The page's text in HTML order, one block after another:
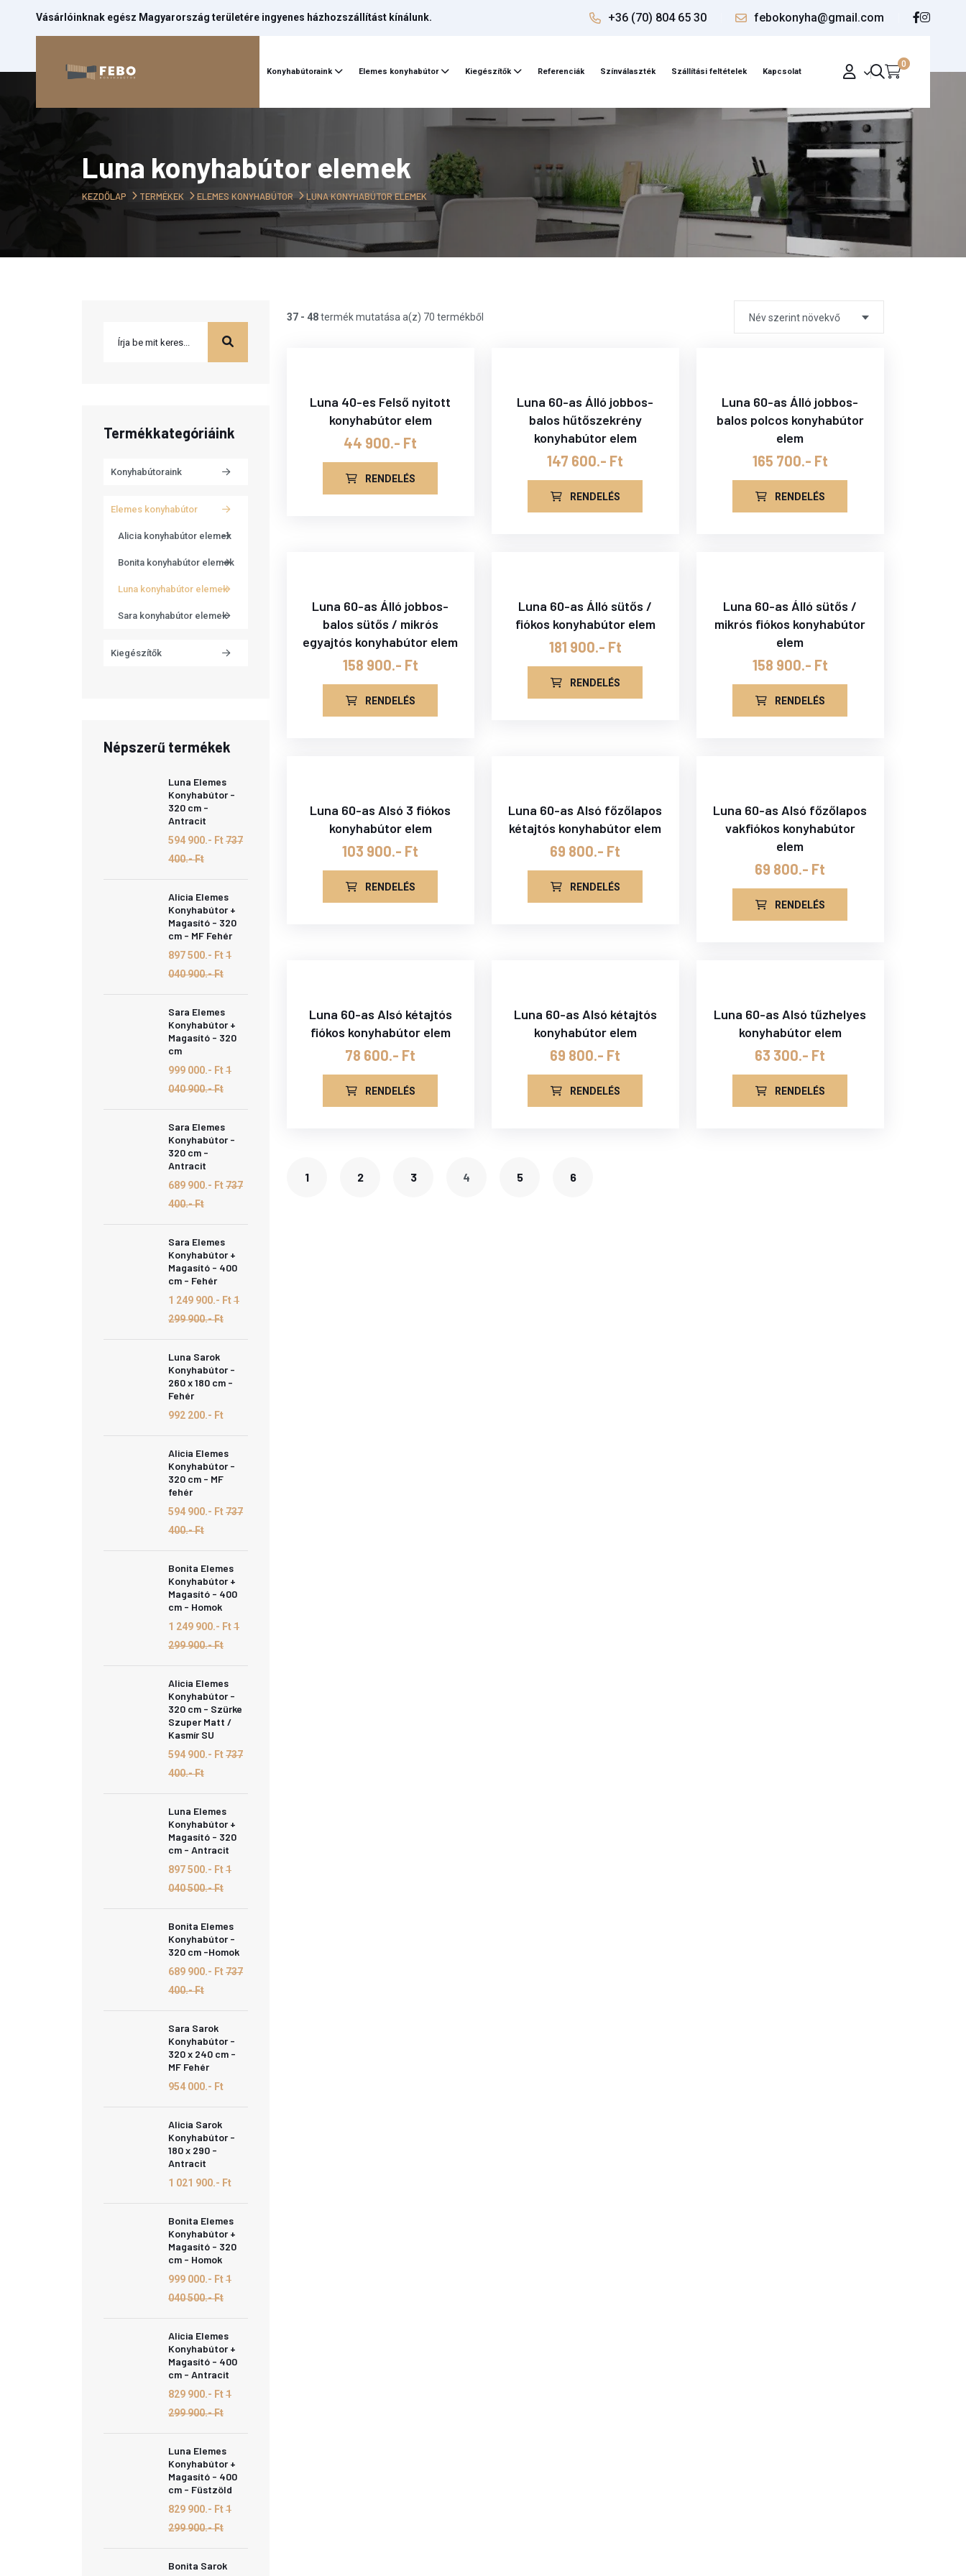
Vásárlóinknak egész Magyarország területére ingyenes házhozszállítást kínálunk. +36 (70) 804 65 30 febokonyha@gmail.com
Konyhabútoraink Elemes konyhabútor Kiegészítők Referenciák Színválaszték Szállítási feltételek Kapcsolat
0
Luna konyhabútor elemek
KEZDŐLAP TERMÉKEK ELEMES KONYHABÚTOR LUNA KONYHABÚTOR ELEMEK
37 - 48termék mutatása a(z) 70 termékből Név szerint növekvő
Luna 40-es Felső nyitott
konyhabútor elem
44 900.- Ft
RENDELÉS
Luna 60-as Álló jobbos-
balos hűtőszekrény
konyhabútor elem
147 600.- Ft
RENDELÉS
Luna 60-as Álló jobbos-
balos polcos konyhabútor
elem
165 700.- Ft
RENDELÉS
Luna 60-as Álló jobbos-
balos sütős / mikrós
egyajtós konyhabútor elem
158 900.- Ft
RENDELÉS
Luna 60-as Álló sütős /
fiókos konyhabútor elem
181 900.- Ft
RENDELÉS
Luna 60-as Álló sütős /
mikrós fiókos konyhabútor
elem
158 900.- Ft
RENDELÉS
Luna 60-as Alsó 3 fiókos
konyhabútor elem
103 900.- Ft
RENDELÉS
Luna 60-as Alsó főzőlapos
kétajtós konyhabútor elem
69 800.- Ft
RENDELÉS
Luna 60-as Alsó főzőlapos
vakfiókos konyhabútor
elem
69 800.- Ft
RENDELÉS
Luna 60-as Alsó kétajtós
fiókos konyhabútor elem
78 600.- Ft
RENDELÉS
Luna 60-as Alsó kétajtós
konyhabútor elem
69 800.- Ft
RENDELÉS
Luna 60-as Alsó tűzhelyes
konyhabútor elem
63 300.- Ft
RENDELÉS
1 2 3 4 5 6
Termékkategóriáink
Konyhabútoraink
Elemes konyhabútor
Alicia konyhabútor elemek
Bonita konyhabútor elemek
Luna konyhabútor elemek
Sara konyhabútor elemek
Kiegészítők
Népszerű termékek
Luna Elemes
Konyhabútor -
320 cm -
Antracit
594 900.- Ft737
400.- Ft
Alicia Elemes
Konyhabútor +
Magasító - 320
cm - MF Fehér
897 500.- Ft1
040 900.- Ft
Sara Elemes
Konyhabútor +
Magasító - 320
cm
999 000.- Ft1
040 900.- Ft
Sara Elemes
Konyhabútor -
320 cm -
Antracit
689 900.- Ft737
400.- Ft
Sara Elemes
Konyhabútor +
Magasító - 400
cm - Fehér
1 249 900.- Ft1
299 900.- Ft
Luna Sarok
Konyhabútor -
260 x 180 cm -
Fehér
992 200.- Ft
Alicia Elemes
Konyhabútor -
320 cm - MF
fehér
594 900.- Ft737
400.- Ft
Bonita Elemes
Konyhabútor +
Magasító - 400
cm - Homok
1 249 900.- Ft1
299 900.- Ft
Alicia Elemes
Konyhabútor -
320 cm - Szürke
Szuper Matt /
Kasmír SU
594 900.- Ft737
400.- Ft
Luna Elemes
Konyhabútor +
Magasító - 320
cm - Antracit
897 500.- Ft1
040 500.- Ft
Bonita Elemes
Konyhabútor -
320 cm -Homok
689 900.- Ft737
400.- Ft
Sara Sarok
Konyhabútor -
320 x 240 cm -
MF Fehér
954 000.- Ft
Alicia Sarok
Konyhabútor -
180 x 290 -
Antracit
1 021 900.- Ft
Bonita Elemes
Konyhabútor +
Magasító - 320
cm - Homok
999 000.- Ft1
040 500.- Ft
Alicia Elemes
Konyhabútor +
Magasító - 400
cm - Antracit
829 900.- Ft1
299 900.- Ft
Luna Elemes
Konyhabútor +
Magasító - 400
cm - Füstzöld
829 900.- Ft1
299 900.- Ft
Bonita Sarok